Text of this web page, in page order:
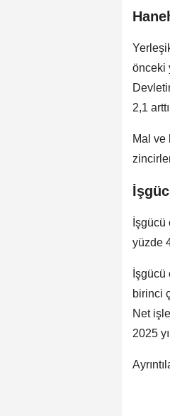
önceki
2,1
Mal ve
İşgücü
yüzde
birinci
Net
2025